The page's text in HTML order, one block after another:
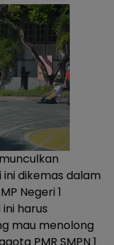
dikemas dalam
Negeri 1
harus
mau menolong